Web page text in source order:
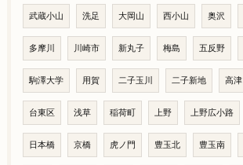
武蔵小山 洗足 大岡山 西小山 奥沢
多摩川 川崎市 新丸子 梅島 五反野
駒澤大学 用賀 二子玉川 二子新地 高津
台東区 浅草 稲荷町 上野 上野広小路
日本橋 京橋 虎ノ門 豊玉北 豊玉南